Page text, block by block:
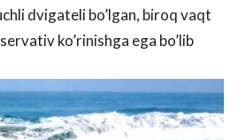
dvigateli bo’lgan, biroq vaqt
ko’rinishga ega bo’lib